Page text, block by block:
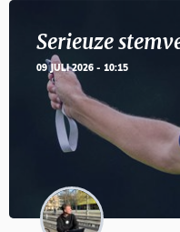
Serieuze
09 JULI 2026 - 10:15